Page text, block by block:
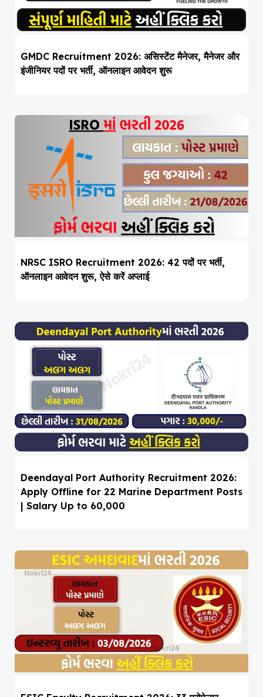
GMDC Recruitment 2026: असिस्टेंट मैनेजर, मैनेजर और
इंजीनियर पदों पर भर्ती, ऑनलाइन आवेदन शुरू
NRSC ISRO Recruitment 2026: 42 पदों पर भर्ती,
ऑनलाइन आवेदन शुरू, ऐसे करें अप्लाई
Deendayal Port Authority Recruitment 2026:
Apply Offline for 22 Marine Department Posts
| Salary Up to ₹60,000